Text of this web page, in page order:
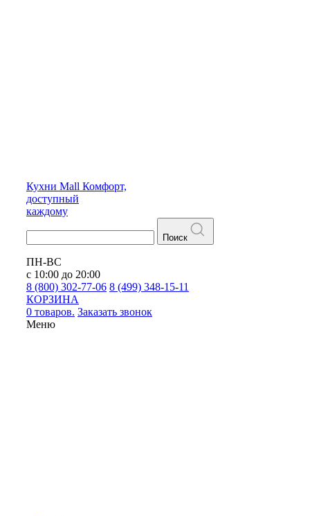
Кухни Mall Комфорт,
доступный
каждому
Поиск
ПН-ВС
с 10:00 до 20:00
8 (800) 302-77-06 8 (499) 348-15-11
КОРЗИНА
0 товаров. Заказать звонок
Меню